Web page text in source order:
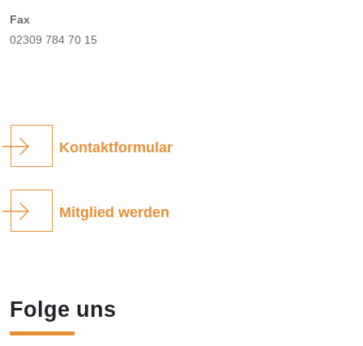
Fax
02309 784 70 15
Kontaktformular
Mitglied werden
Folge uns